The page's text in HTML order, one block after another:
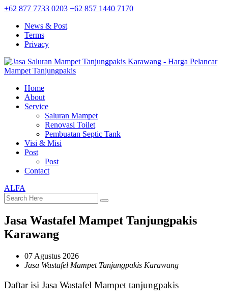
+62 877 7733 0203 +62 857 1440 7170
News & Post
Terms
Privacy
Home
About
Service
Saluran Mampet
Renovasi Toilet
Pembuatan Septic Tank
Visi & Misi
Post
Post
Contact
ALFA
Jasa Wastafel Mampet Tanjungpakis
Karawang
07 Agustus 2026
Jasa Wastafel Mampet Tanjungpakis Karawang
Daftar isi Jasa Wastafel Mampet tanjungpakis